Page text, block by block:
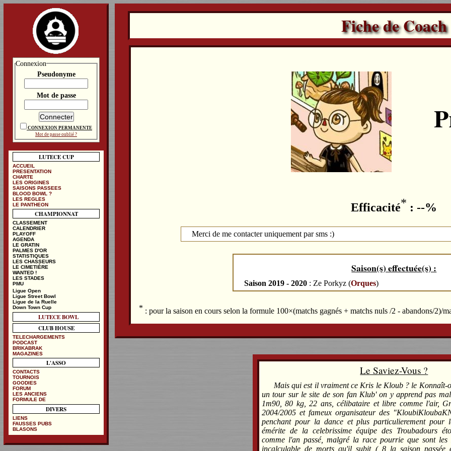
Fiche de Coach
Efficacité* : --%
Merci de me contacter uniquement par sms :)
Saison(s) effectuée(s) :
Saison 2019 - 2020 : Ze Porkyz (Orques)
* : pour la saison en cours selon la formule 100×(matchs gagnés + matchs nuls /2 - abandons/2)/
Le Saviez-Vous ?
Mais qui est il vraiment ce Kris le Kloub ? le Konnaît-
un tour sur le site de son fan Klub' on y apprend pas
1m90, 80 kg, 22 ans, célibataire et libre comme l'air,
2004/2005 et fameux organisateur des
penchant pour la dance et plus particulierement pour
émérite de la celebrissime équipe des Troubadours
comme l'an passé, malgré la race pourrie que sont
incalculable de morts qu'il subit ( 8 la saison
Connexion
Pseudonyme
Mot de passe
CONNEXION PERMANENTE
Mot de passe oublié ?
LUTECE CUP
ACCUEIL
PRESENTATION
CHARTE
LES ORIGINES
SAISONS PASSEES
BLOOD BOWL ?
LES REGLES
LE PANTHEON
CHAMPIONNAT
CLASSEMENT
CALENDRIER
PLAYOFF
AGENDA
LE GRATIN
PALMES D'OR
STATISTIQUES
LES CHASSEURS
LE CIMETIÈRE
WANTED !
LES STADES
PMU
Ligue Open
Ligue Street Bowl
Ligue de la Ruelle
Down Town Cup
LUTECE BOWL
CLUB HOUSE
TELECHARGEMENTS
PODCAST
BRIKABRAK
MAGAZINES
L'ASSO
CONTACTS
TOURNOIS
GOODIES
FORUM
LES ANCIENS
FORMULE DE
DIVERS
LIENS
FAUSSES PUBS
BLASONS